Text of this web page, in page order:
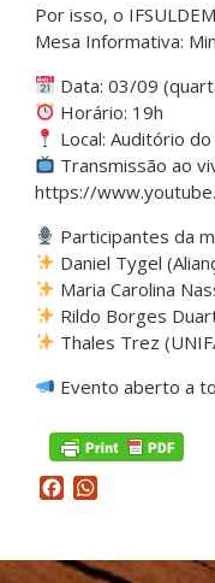
Por isso, o
Mesa Informativa:
Data: 03/09
Horário: 19h
Local: Auditório
Transmissão ao
https://
Participantes da
Daniel Tygel
Maria Carolina
Rildo Borges
Thales Trez
Evento aberto a
Facebook